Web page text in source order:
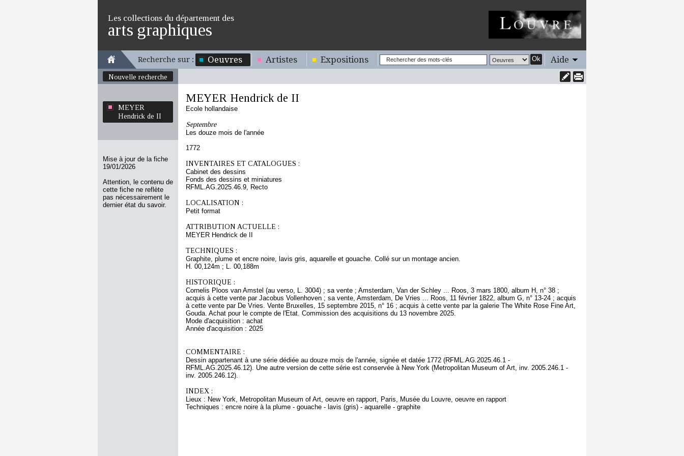
Les collections du département des
arts graphiques
Recherche sur : Oeuvres Artistes Expositions Ok Aide
Nouvelle recherche
MEYER
Hendrick de II
Mise à jour de la fiche
19/01/2026
Attention, le contenu de
cette fiche ne reflète
pas nécessairement le
dernier état du savoir.
MEYER Hendrick de II
Ecole hollandaise
Septembre
Les douze mois de l'année
1772
INVENTAIRES ET CATALOGUES :
Cabinet des dessins
Fonds des dessins et miniatures
RFML.AG.2025.46.9, Recto
LOCALISATION :
Petit format
ATTRIBUTION ACTUELLE :
MEYER Hendrick de II
TECHNIQUES :
Graphite, plume et encre noire, lavis gris, aquarelle et gouache. Collé sur un montage ancien.
H. 00,124m ; L. 00,188m
HISTORIQUE :
Cornelis Ploos van Amstel (au verso, L. 3004) ; sa vente ; Amsterdam, Van der Schley ... Roos, 3 mars 1800, album H, n° 38 ;
acquis à cette vente par Jacobus Vollenhoven ; sa vente, Amsterdam, De Vries ... Roos, 11 février 1822, album G, n° 13-24 ; acquis
à cette vente par De Vries. Vente Bruxelles, 15 septembre 2015, n° 16 ; acquis à cette vente par la galerie The White Rose Fine Art,
Gouda. Achat pour le compte de l'Etat. Commission des acquisitions du 13 novembre 2025.
Mode d'acquisition : achat
Année d'acquisition : 2025
COMMENTAIRE :
Dessin appartenant à une série dédiée au douze mois de l'année, signée et datée 1772 (RFML.AG.2025.46.1 -
RFML.AG.2025.46.12). Une autre version de cette série est conservée à New York (Metropolitan Museum of Art, inv. 2005.246.1 -
inv. 2005.246.12).
INDEX :
Lieux : New York, Metropolitan Museum of Art, oeuvre en rapport, Paris, Musée du Louvre, oeuvre en rapport
Techniques : encre noire à la plume - gouache - lavis (gris) - aquarelle - graphite